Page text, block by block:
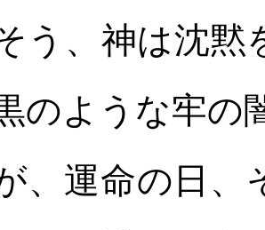
う、神は沈黙
のような牢の
、運命の日、